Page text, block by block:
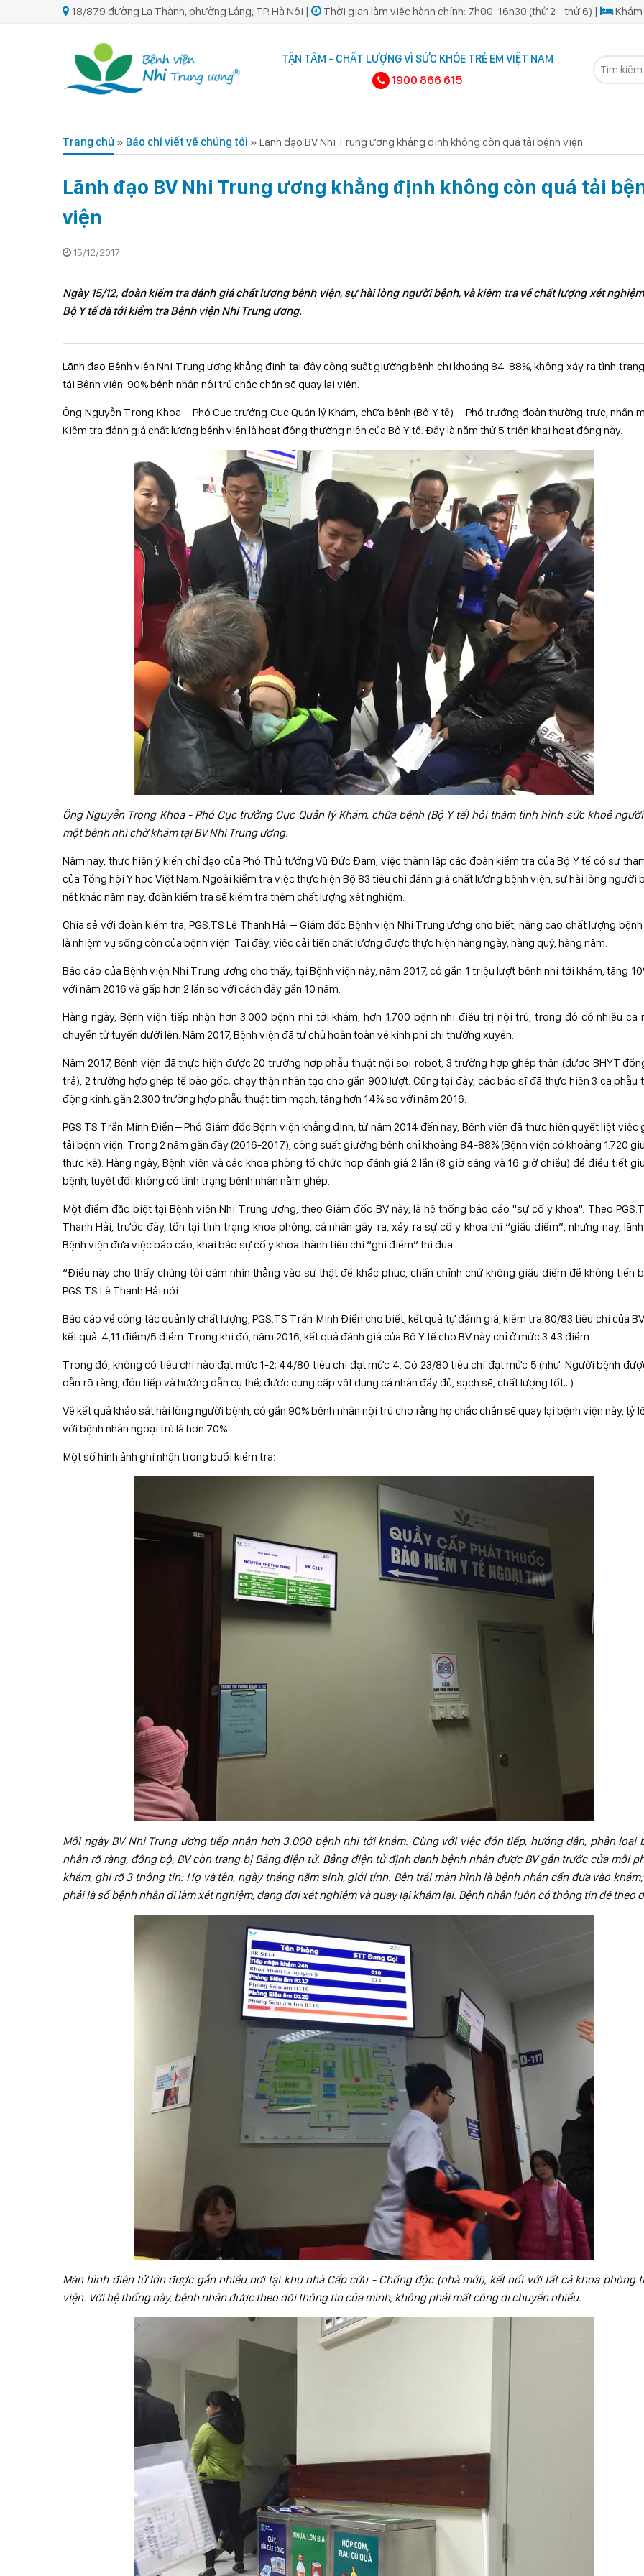
18/879 đường La Thành, phường Láng, TP. Hà Nội | Thời gian làm việc hành chính: 7h00-16h30 (thứ 2 - thứ 6) | Khám
TẬN TÂM - CHẤT LƯỢNG VÌ SỨC KHỎE TRẺ EM VIỆT NAM
1900 866 615
Trang chủ » Báo chí viết về chúng tôi » Lãnh đạo BV Nhi Trung ương khẳng định không còn quá tải bệnh viện
Lãnh đạo BV Nhi Trung ương khẳng định không còn quá tải
viện
15/12/2017
Ngày 15/12, đoàn kiểm tra đánh giá chất lượng bệnh viện, sự hài lòng người bệnh, và kiểm tra về chất lượng xét
Bộ Y tế đã tới kiểm tra Bệnh viện Nhi Trung ương.
Lãnh đạo Bệnh viện Nhi Trung ương khẳng định tại đây công suất giường bệnh chỉ khoảng 84-88%, không xảy ra tình
tải Bệnh viện. 90% bệnh nhân nội trú chắc chắn sẽ quay lại viện.
Ông Nguyễn Trọng Khoa – Phó Cục trưởng Cục Quản lý Khám, chữa bệnh (Bộ Y tế) – Phó trưởng đoàn thường trực, nhấn
Kiểm tra đánh giá chất lượng bệnh viện là hoạt động thường niên của Bộ Y tế. Đây là năm thứ 5 triển khai hoạt động này.
Ông Nguyễn Trọng Khoa - Phó Cục trưởng Cục Quản lý Khám, chữa bệnh (Bộ Y tế) hỏi thăm tình hình sức khoẻ
một bệnh nhi chờ khám tại BV Nhi Trung ương.
Năm nay, thực hiện ý kiến chỉ đạo của Phó Thủ tướng Vũ Đức Đam, việc thành lập các đoàn kiểm tra của Bộ Y tế có sự
của Tổng hội Y học Việt Nam. Ngoài kiểm tra việc thực hiện Bộ 83 tiêu chí đánh giá chất lượng bệnh viện, sự hài lòng người
nét khác năm nay, đoàn kiểm tra sẽ kiểm tra thêm chất lượng xét nghiệm.
Chia sẻ với đoàn kiểm tra, PGS.TS Lê Thanh Hải – Giám đốc Bệnh viện Nhi Trung ương cho biết, nâng cao chất lượng
là nhiệm vụ sống còn của bệnh viện. Tại đây, việc cải tiến chất lượng được thực hiện hàng ngày, hàng quý, hàng năm.
Báo cáo của Bệnh viện Nhi Trung ương cho thấy, tại Bệnh viện này, năm 2017, có gần 1 triệu lượt bệnh nhi tới khám, tăng
với năm 2016 và gấp hơn 2 lần so với cách đây gần 10 năm.
Hàng ngày, Bệnh viện tiếp nhận hơn 3.000 bệnh nhi tới khám, hơn 1.700 bệnh nhi điều trị nội trú, trong đó có nhiều ca
chuyển từ tuyến dưới lên. Năm 2017, Bệnh viện đã tự chủ hoàn toàn về kinh phí chi thường xuyên.
Năm 2017, Bệnh viện đã thực hiện được 20 trường hợp phẫu thuật nội soi robot, 3 trường hợp ghép thận (được BHYT
trả), 2 trường hợp ghép tế bào gốc; chạy thận nhân tạo cho gần 900 lượt. Cũng tại đây, các bác sĩ đã thực hiện 3 ca phẫu
động kinh; gần 2.300 trường hợp phẫu thuật tim mạch, tăng hơn 14% so với năm 2016.
PGS.TS Trần Minh Điển – Phó Giám đốc Bệnh viện khẳng định, từ năm 2014 đến nay, Bệnh viện đã thực hiện quyết liệt việc
tải bệnh viện. Trong 2 năm gần đây (2016-2017), công suất giường bệnh chỉ khoảng 84-88% (Bệnh viện có khoảng 1.720
thực kê). Hàng ngày, Bệnh viện và các khoa phòng tổ chức họp đánh giá 2 lần (8 giờ sáng và 16 giờ chiều) để điều tiết
bệnh, tuyệt đối không có tình trạng bệnh nhân nằm ghép.
Một điểm đặc biệt tại Bệnh viện Nhi Trung ương, theo Giám đốc BV này, là hệ thống báo cáo "sự cố y khoa". Theo
Thanh Hải, trước đây, tồn tại tình trạng khoa phòng, cá nhân gây ra, xảy ra sự cố y khoa thì “giấu diếm”, nhưng nay,
Bệnh viện đưa việc báo cáo, khai báo sự cố y khoa thành tiêu chí “ghi điểm” thi đua.
“Điều này cho thấy chúng tôi dám nhìn thẳng vào sự thật để khắc phục, chấn chỉnh chứ không giấu diếm để không tiến
PGS.TS Lê Thanh Hải nói.
Báo cáo về công tác quản lý chất lượng, PGS.TS Trần Minh Điển cho biết, kết quả tự đánh giá, kiểm tra 80/83 tiêu chí của
kết quả: 4,11 điểm/5 điểm. Trong khi đó, năm 2016, kết quả đánh giá của Bộ Y tế cho BV này chỉ ở mức 3.43 điểm.
Trong đó, không có tiêu chí nào đạt mức 1-2; 44/80 tiêu chí đạt mức 4. Có 23/80 tiêu chí đạt mức 5 (như: Người bệnh
dẫn rõ ràng, đón tiếp và hướng dẫn cụ thể; được cung cấp vật dụng cá nhân đầy đủ, sạch sẽ, chất lượng tốt…)
Về kết quả khảo sát hài lòng người bệnh, có gần 90% bệnh nhân nội trú cho rằng họ chắc chắn sẽ quay lại bệnh viện này, tỷ
với bệnh nhân ngoại trú là hơn 70%.
Một số hình ảnh ghi nhận trong buổi kiểm tra:
Mỗi ngày BV Nhi Trung ương tiếp nhận hơn 3.000 bệnh nhi tới khám. Cùng với việc đón tiếp, hướng dẫn, phân loại
nhân rõ ràng, đồng bộ, BV còn trang bị Bảng điện tử. Bảng điện tử định danh bệnh nhân được BV gắn trước cửa mỗi
khám, ghi rõ 3 thông tin: Họ và tên, ngày tháng năm sinh, giới tính. Bên trái màn hình là bệnh nhân cần đưa vào
phải là số bệnh nhân đi làm xét nghiệm, đang đợi xét nghiệm và quay lại khám lại. Bệnh nhân luôn có thông tin để theo
Màn hình điện tử lớn được gắn nhiều nơi tại khu nhà Cấp cứu - Chống độc (nhà mới), kết nối với tất cả khoa phòng
viện. Với hệ thống này, bệnh nhân được theo dõi thông tin của mình, không phải mất công di chuyển nhiều.